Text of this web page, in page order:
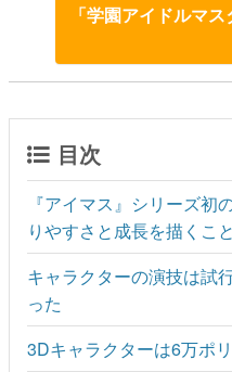
「学園アイドルマ
目次
『アイマス』シリーズ初
りやすさと成長を描くこと
キャラクターの演技は試
った
3Dキャラクターは6万ポ